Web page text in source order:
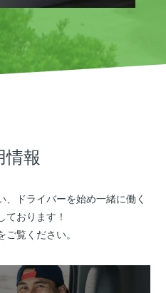
情報
ドライバーを始め一緒に働く
ております！
ご覧ください。